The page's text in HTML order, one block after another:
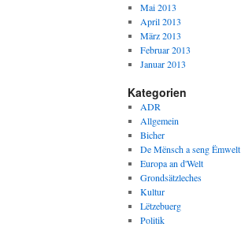
Mai 2013
April 2013
März 2013
Februar 2013
Januar 2013
Kategorien
ADR
Allgemein
Bicher
De Mënsch a seng Ëmwelt
Europa an d'Welt
Grondsätzleches
Kultur
Lëtzebuerg
Politik